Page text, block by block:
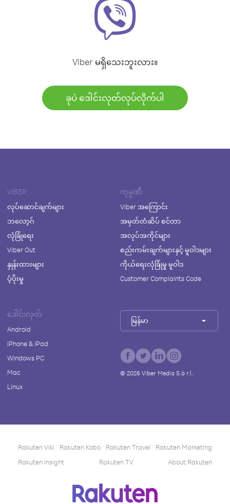
Viber မရှိသေးဘူးလား။
ခုပဲ ဒေါင်းလုတ်လုပ်လိုက်ပါ
VIBER
လုပ်ဆောင်ချက်များ
ဘလော့ဂ်
လုံခြုံရေး
Viber Out
နှုန်းထားများ
ပံ့ပိုးမှု
ကုမ္ပဏီ
Viber အကြောင်း
အမှတ်တံဆိပ် စင်တာ
အလုပ်အကိုင်များ
စည်းကမ်းချက်များနှင့် မူဝါဒများ
ကိုယ်ရေးလုံခြုံမှု မူဝါဒ
Customer Complaints Code
ဒေါင်းလုတ်
Android
iPhone & iPad
Windows PC
Mac
Linux
မြန်မာ
© 2026Viber Media S.à r.l.
Rakuten Viki Rakuten Kobo Rakuten Travel
Rakuten Marketing
Rakuten Insight
Rakuten TV About Rakuten